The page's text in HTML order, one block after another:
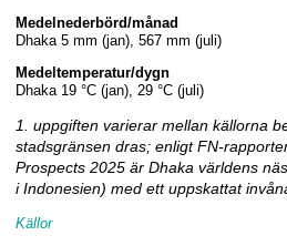
Medelnederbörd/månad
Dhaka 5 mm (jan), 567 mm (juli)
Medeltemperatur/dygn
Dhaka 19 °C (jan), 29 °C (juli)
1. uppgiften varierar mellan källorna
stadsgränsen dras; enligt FN-
Prospects 2025 är Dhaka världens
i Indonesien) med ett uppskattat
Källor